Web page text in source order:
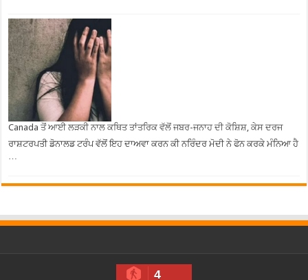
Canada ਤੋਂ ਆਈ ਲੜਕੀ ਨਾਲ ਕਥਿਤ ਤਾਂਤਰਿਕ ਵੱਲੋਂ ਜਬਰ-ਜਨਾਹ ਦੀ ਕੋਸ਼ਿਸ਼, ਕੇਸ ਦਰਜ
ਰਾਸ਼ਟਰਪਤੀ ਡੋਨਾਲਡ ਟਰੰਪ ਵੱਲੋਂ ਇਹ ਦਾਅਵਾ ਕਰਨ ਕੀ ਨਰਿੰਦਰ ਮੋਦੀ ਨੇ ਫੋਨ ਕਰਕੇ ਮੰਨਿਆ ਹੈ
…
4